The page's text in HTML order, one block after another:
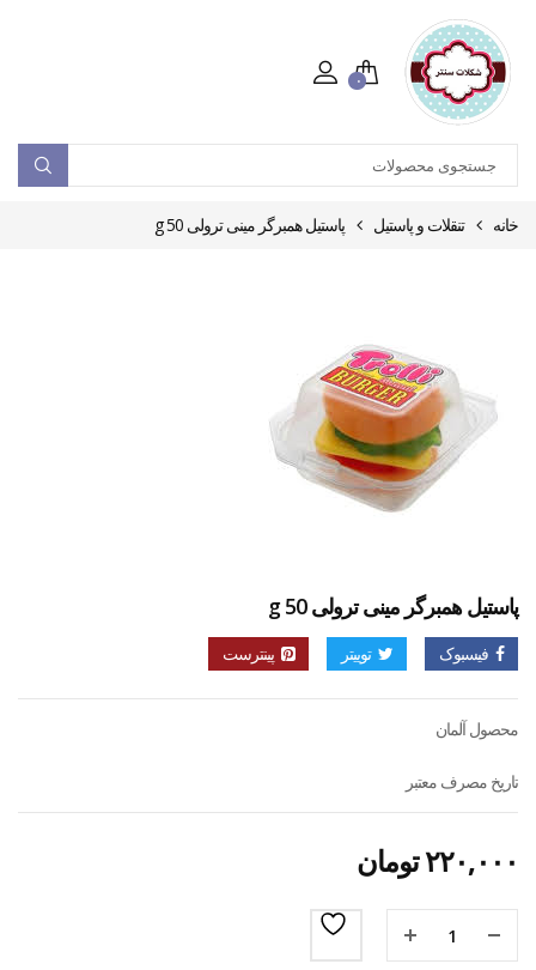
۰
خانه تنقلات و پاستیل پاستیل همبرگر مینی ترولی 50 g
پاستیل همبرگر مینی ترولی 50 g
فیسبوک توییتر پینترست
محصول آلمان
تاریخ مصرف معتبر
۲۲۰,۰۰۰تومان